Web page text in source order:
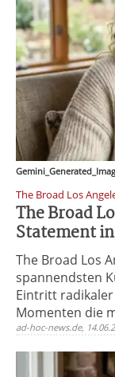
The Broad Los
The Broad
Statement
The Broad Los
spannendsten
Eintritt
Momenten die
ad-hoc-news.de,